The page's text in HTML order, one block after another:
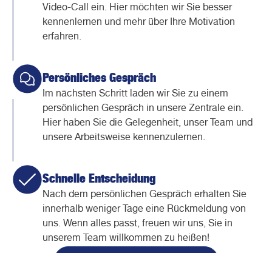
Video-Call ein. Hier möchten wir Sie besser
kennenlernen und mehr über Ihre Motivation
erfahren.
Persönliches Gespräch
Im nächsten Schritt laden wir Sie zu einem
persönlichen Gespräch in unsere Zentrale ein.
Hier haben Sie die Gelegenheit, unser Team und
unsere Arbeitsweise kennenzulernen.
Schnelle Entscheidung
Nach dem persönlichen Gespräch erhalten Sie
innerhalb weniger Tage eine Rückmeldung von
uns. Wenn alles passt, freuen wir uns, Sie in
unserem Team willkommen zu heißen!